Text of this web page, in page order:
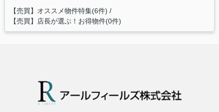
【売買】オススメ物件特集(6件)
【売買】店長が選ぶ！お得物件(0件)